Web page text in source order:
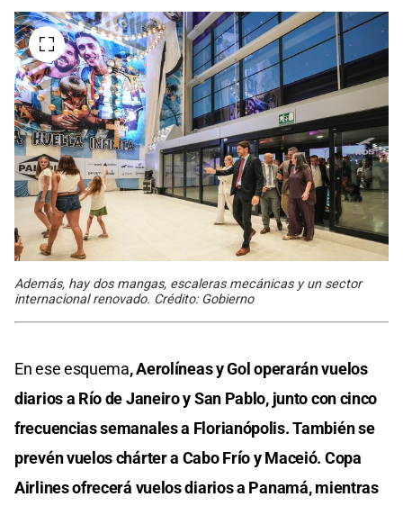
Además, hay dos mangas, escaleras mecánicas y un sector
internacional renovado. Crédito: Gobierno
En ese esquema, Aerolíneas y Gol operarán vuelos
diarios a Río de Janeiro y San Pablo, junto con cinco
frecuencias semanales a Florianópolis. También se
prevén vuelos chárter a Cabo Frío y Maceió. Copa
Airlines ofrecerá vuelos diarios a Panamá, mientras